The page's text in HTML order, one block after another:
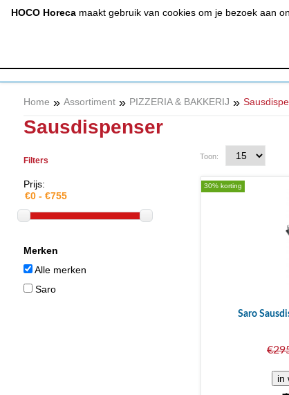
HOCO Horecamaakt gebruik van cookies om je bezoek aan
(020) 497 6325 info@hocohoreca.nl
Home » Assortiment » PIZZERIA & BAKKERIJ »
Sausdispenser
Filters
Prijs:
Merken
Alle merken
Saro
Toon:
30% korting
Saro